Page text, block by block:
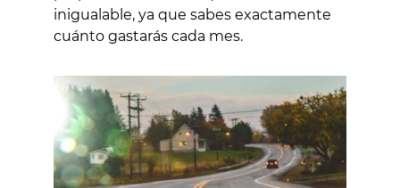
inigualable, ya que sabes exactamente
cuánto gastarás cada mes.